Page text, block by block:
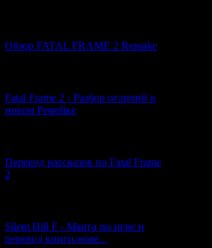
Обзор FATAL FRAME 2 Remake
Fatal Frame 2 - Разбор отличий в
новом Ремейке
Перевод рассказов по Fatal Frame
2
Silent Hill F - Манга по игре и
перевод книги-нове...